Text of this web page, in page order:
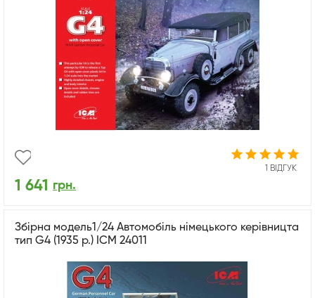
1 ВІДГУК
1 641 грн.
Збірна модель1/24 Автомобіль німецького керівницта
тип G4 (1935 р.) ICM 24011